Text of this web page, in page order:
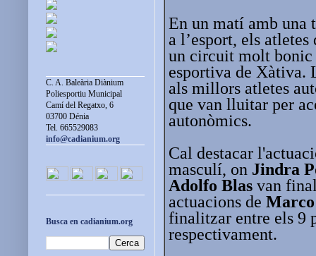
En un matí amb una
a l’esport, els
un circuit molt bonic
esportiva de Xàtiva.
als millors atletes
que van lluitar per
autonòmics.
Cal destacar
masculí, on Jindra
Adolfo Blas van
actuacions de
finalitzar entre els 9
respectivament.
C. A. Baleària Diànium
Poliesportiu Municipal
Camí del Regatxo, 6
03700 Dénia
Tel. 665529083
info@cadianium.org
Busca en cadianium.org